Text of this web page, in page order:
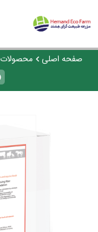
صفحه اصلی محصولات